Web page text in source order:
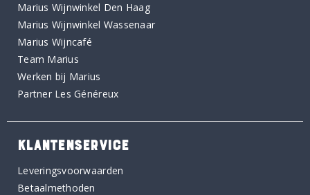
Marius Wijnwinkel Den Haag
Marius Wijnwinkel Wassenaar
Marius Wijncafé
Team Marius
Werken bij Marius
Partner Les Généreux
KLANTENSERVICE
Leveringsvoorwaarden
Betaalmethoden